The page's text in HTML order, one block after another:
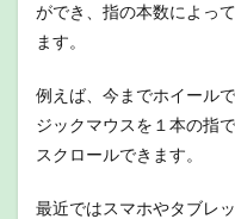
ができ、指の本数によっ
ます。
例えば、今までホイール
ジックマウスを１本の指
スクロールできます。
最近ではスマホやタブレ